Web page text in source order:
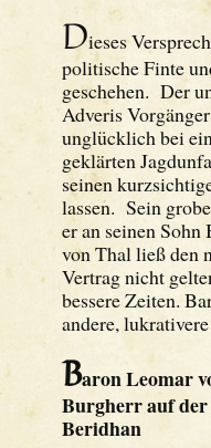
Dieses
politische Finte
geschehen. Der
Adveris
unglücklich bei
geklärten
seinen
lassen. Sein
er an seinen
von Thal ließ den
Vertrag nicht
bessere Zeiten.
andere,
Baron Leomar
Burgherr auf
Beridhan